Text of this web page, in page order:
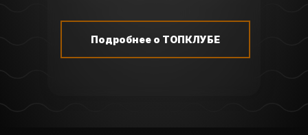
Подробнее о ТОПКЛУБЕ